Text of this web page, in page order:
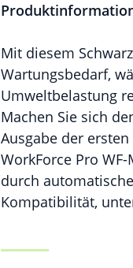
Mit diesem
Wartungsbedarf,
Umweltbelastung
Machen Sie sich
Ausgabe der
WorkForce Pro
durch
Kompatibilität,